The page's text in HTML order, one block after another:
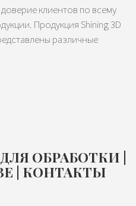
клиентов по всему
Продукция Shining 3D
различные
ОБРАБОТКИ |
| КОНТАКТЫ